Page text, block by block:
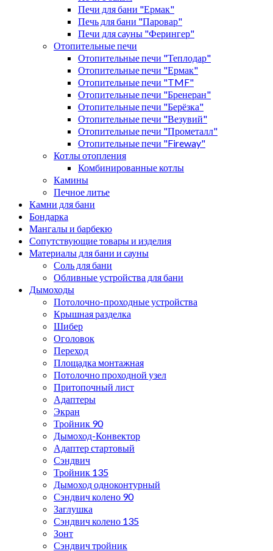
Печи для бани "Ермак"
Печь для бани "Паровар"
Печи для сауны "Ферингер"
Отопительные печи
Отопительные печи "Теплодар"
Отопительные печи "Ермак"
Отопительные печи "TMF"
Отопительные печи "Бренеран"
Отопительные печи "Берёзка"
Отопительные печи "Везувий"
Отопительные печи "Прометалл"
Отопительные печи "Fireway"
Котлы отопления
Комбинированные котлы
Камины
Печное литье
Камни для бани
Бондарка
Мангалы и барбекю
Сопутствующие товары и изделия
Материалы для бани и сауны
Соль для бани
Обливные устройства для бани
Дымоходы
Потолочно-проходные устройства
Крышная разделка
Шибер
Оголовок
Переход
Площадка монтажная
Потолочно проходной узел
Притопочный лист
Адаптеры
Экран
Тройник 90
Дымоход-Конвектор
Адаптер стартовый
Сэндвич
Тройник 135
Дымоход одноконтурный
Сэндвич колено 90
Заглушка
Сэндвич колено 135
Зонт
Сэндвич тройник